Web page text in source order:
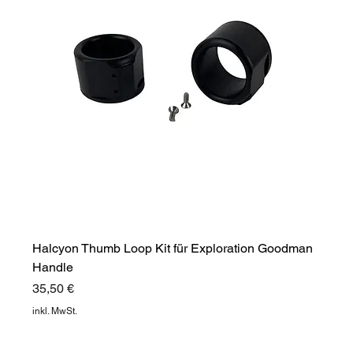
Halcyon Thumb Loop Kit für Exploration Goodman
Handle
Preis
35,50 €
inkl. MwSt.